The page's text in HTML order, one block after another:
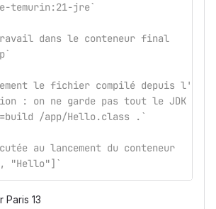
temurin:21-jre`
dans le conteneur final
le fichier compilé depuis
: on ne garde pas tout le JDK
/app/Hello.class .`
au lancement du conteneur
"Hello"]`
Paris 13